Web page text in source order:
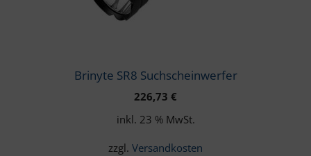
Brinyte SR8 Suchscheinwerfer
226,73 €
inkl. 23 % MwSt.
zzgl. Versandkosten